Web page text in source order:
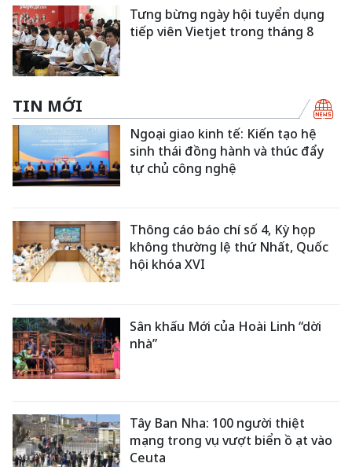
Tưng bừng ngày hội tuyển dụng
tiếp viên Vietjet trong tháng 8
TIN MỚI
Ngoại giao kinh tế: Kiến tạo hệ
sinh thái đồng hành và thúc đẩy
tự chủ công nghệ
Thông cáo báo chí số 4, Kỳ họp
không thường lệ thứ Nhất, Quốc
hội khóa XVI
Sân khấu Mới của Hoài Linh “dời
nhà”
Tây Ban Nha: 100 người thiệt
mạng trong vụ vượt biển ồ ạt vào
Ceuta